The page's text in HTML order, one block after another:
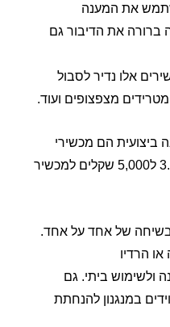
את המענה
ברורה את הדיבור גם
אלו נדיר לסבול
מצפצופים ועוד.
ביצועית הם מכשירי
שמיעה מחירים הנעים בין 3.000 ל5,000 שקלים למכשיר
בשיחה של אחד על אחד.
הרדיו
ולשימוש ביתי. גם
במנגנון להנחתת